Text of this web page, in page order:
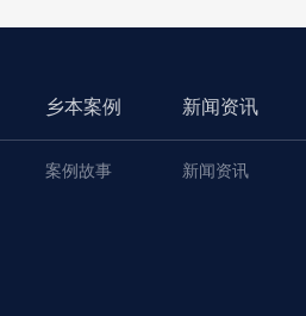
乡本案例
案例故事
新闻资讯
新闻资讯